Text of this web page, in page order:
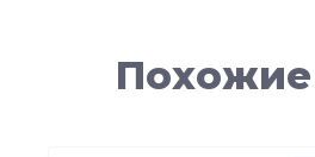
Похожие